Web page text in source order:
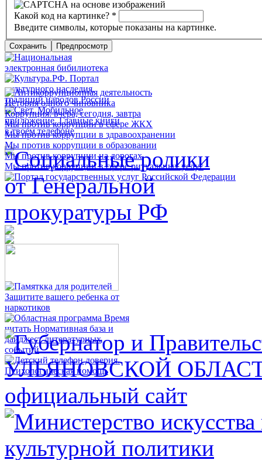
Какой код на картинке? *
Введите символы, которые показаны на картинке.
История одного чиновника
Коррупция: вчера, сегодня, завтра
Мы против коррупции в сфере ЖКХ
Мы против коррупции в здравоохранении
Мы против коррупции в образовании
Мы против коррупции на дорогах
Мы против коррупции в сфере ритуальных услуг